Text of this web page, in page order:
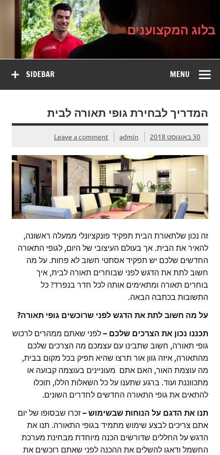
בלוג
המקצוענים
על עיצוב, שיפוץ וטיפוח הבית
בלוג המקצוענים
SIDEBAR MENU
המדריך לבחירת גופי תאורה לבית
30 באוגוסט 2018 admin
Leave a comment
זה נכון שלתאורת הבית תפקיד פונקציונלי ממעלה ראשונה,
להאיר את הבית. אך בעולם העיצובי של היום, לגופי התאורה
החדשים שלכם יש תפקיד אסתטי חשוב לא פחות. על מה
חשוב לתת את הדגש לפני שבוחרים תאורה לבית, איך
בוחרים תאורה ומתאימים אותה לכל חדר בנפרד? כל
התשובות בכתבה הבאה.
על מה חשוב לתת את הדגש לפני שרוכשים גופי תאורה?
תכננו נכון את הצרכים שלכם – לפני שאתם ממהרים לרכוש
גופי תאורה, חשוב שתבינו עם עצמכם מה הצרכים שלכם
מהתאורה, איזה גוון אור תרצו שהיא תפיק בכל מקום בבית,
מה עוצמת האור, האם אתם מעוניינים בעוצמה קבועה או
מתכווננת ועוד. ברגע שתענו על כל השאלות הללו, תוכלו
להתאים את גופי התאורה החדשים לחדרים השונים.
תנו את הדגם על הנוחות שבשימוש – זכרו שבסופו של יום
אתם צריכים לבצע שימוש מתמיד בגופי התאורה. תנו את
הדגש על החללים שדורשים הכנה מיוחדת מבחינת מערכת
החשמל ודאגו להשלים את ההכנה לפני שאתם רוכשים את